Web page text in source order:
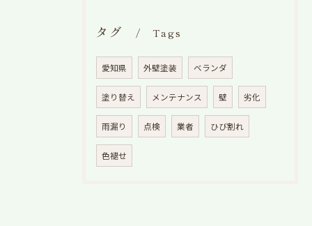
タグ Tags
愛知県 外壁塗装 ベランダ
塗り替え メンテナンス 壁 劣化
雨漏り 点検 業者 ひび割れ
色褪せ